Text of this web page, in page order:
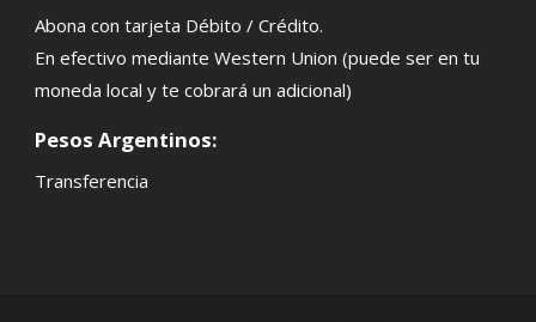
Abona con tarjeta Débito / Crédito.
En efectivo mediante Western Union (puede ser en tu
moneda local y te cobrará un adicional)
Pesos Argentinos:
Transferencia